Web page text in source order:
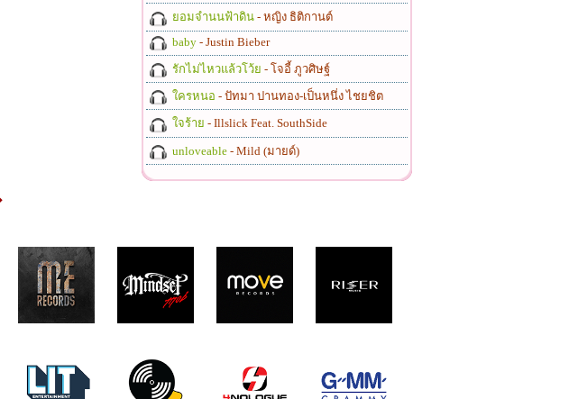
ยอมจำนนฟ้าดิน - หญิง ธิติกานต์
baby - Justin Bieber
รักไม่ไหวแล้วโว้ย - โจอี้ ภูวศิษฐ์
ใครหนอ - ปัทมา ปานทอง-เป็นหนึ่ง ไชยชิต
ใจร้าย - Illslick Feat. SouthSide
unloveable - Mild (มายด์)